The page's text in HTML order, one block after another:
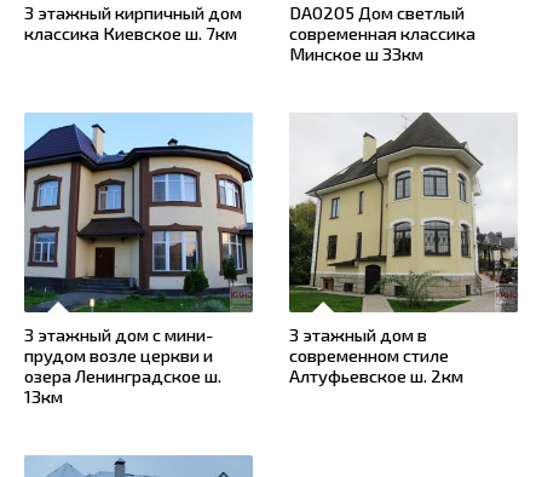
3 этажный кирпичный дом
классика Киевское ш. 7км
DA0205 Дом светлый
современная классика
Минское ш 33км
3 этажный дом с мини-
прудом возле церкви и
озера Ленинградское ш.
13км
3 этажный дом в
современном стиле
Алтуфьевское ш. 2км